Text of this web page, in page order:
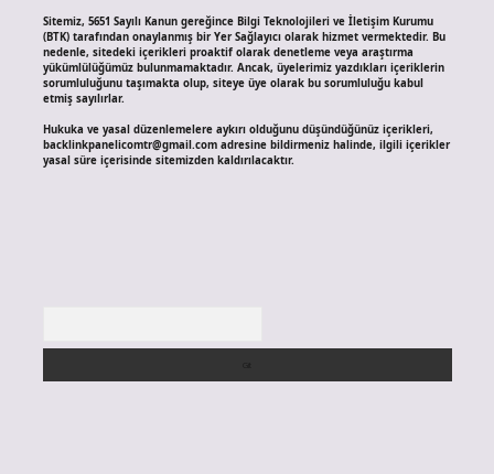
Sitemiz, 5651 Sayılı Kanun gereğince Bilgi Teknolojileri ve İletişim Kurumu
(BTK) tarafından onaylanmış bir Yer Sağlayıcı olarak hizmet vermektedir. Bu
nedenle, sitedeki içerikleri proaktif olarak denetleme veya araştırma
yükümlülüğümüz bulunmamaktadır. Ancak, üyelerimiz yazdıkları içeriklerin
sorumluluğunu taşımakta olup, siteye üye olarak bu sorumluluğu kabul
etmiş sayılırlar.
Hukuka ve yasal düzenlemelere aykırı olduğunu düşündüğünüz içerikleri,
backlinkpanelicomtr@gmail.comadresine bildirmeniz halinde, ilgili içerikler
yasal süre içerisinde sitemizden kaldırılacaktır.